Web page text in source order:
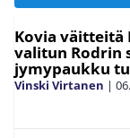
Kovia väitteitä
valitun Rodrin
jymypaukku
Vinski Virtanen |